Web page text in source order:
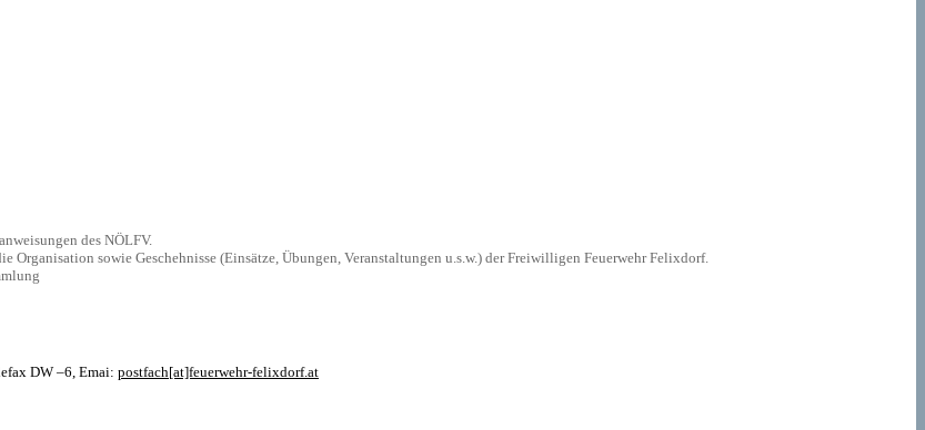
des NÖLFV.
sowie Geschehnisse (Einsätze, Übungen, Veranstaltungen u.s.w.) der Freiwilligen Feuerwehr Felixdorf.
DW –6, Emai: postfach[at]feuerwehr-felixdorf.at